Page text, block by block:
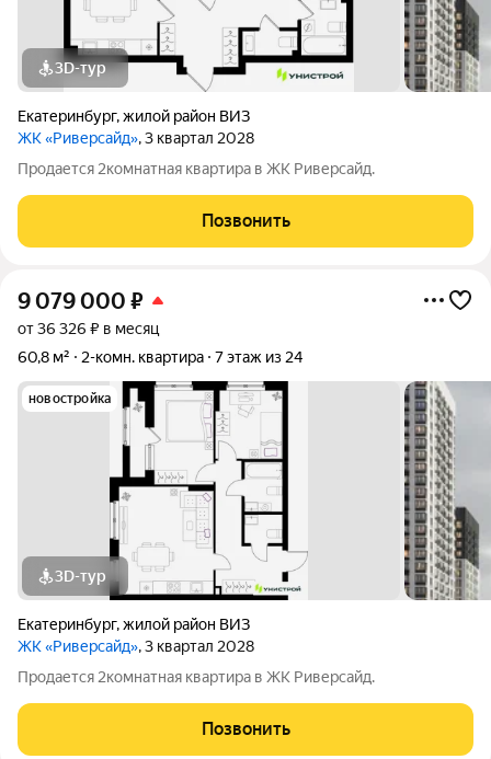
3D-тур
Екатеринбург,жилой район ВИЗ
ЖК «Риверсайд», 3 квартал 2028
Продается 2комнатная квартира в ЖК Риверсайд.
Позвонить
9 079 000 ₽
от 36 326 ₽ в месяц
60,8 м²
2-комн. квартира 7 этаж из 24
новостройка
3D-тур
Екатеринбург,жилой район ВИЗ
ЖК «Риверсайд», 3 квартал 2028
Продается 2комнатная квартира в ЖК Риверсайд.
Позвонить